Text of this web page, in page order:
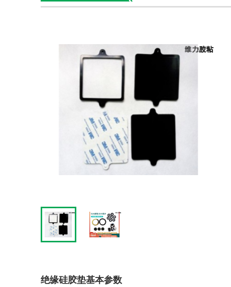
绝缘硅胶垫基本参数